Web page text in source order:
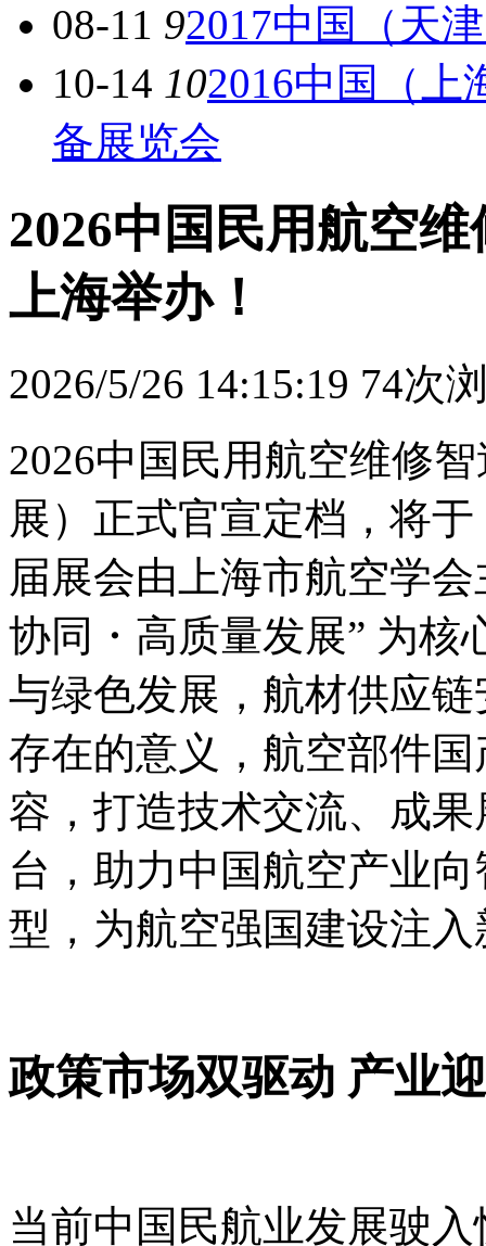
08-11 92017中国（天
10-14 102016中国（上
备展览会
2026中国民用航空
上海举办！
2026/5/26 14:15:19 74次
2026中国民用航空维修
展）正式官宣定档，将
届展会由上海市航空学
协同・高质量发展” 为核
与绿色发展，航材供应
存在的意义，航空部件
容，打造技术交流、成
台，助力中国航空产业
型，为航空强国建设注
政策市场双驱动 产业
当前中国民航业发展驶